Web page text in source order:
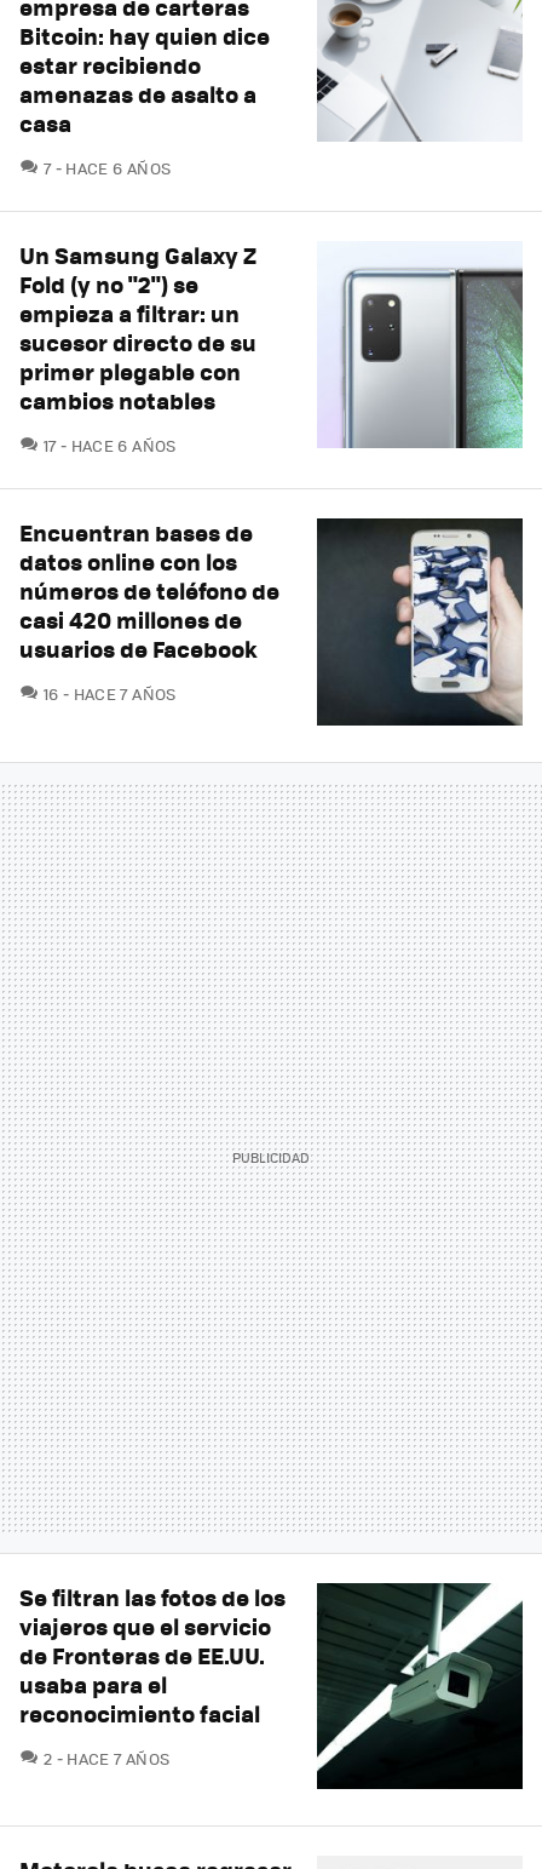
empresa de carteras
Bitcoin: hay quien dice
estar recibiendo
amenazas de asalto a
casa
7COMENTARIOS
HACE 6 AÑOS
Un Samsung Galaxy Z
Fold (y no "2") se
empieza a filtrar: un
sucesor directo de su
primer plegable con
cambios notables
17COMENTARIOS
HACE 6 AÑOS
Encuentran bases de
datos online con los
números de teléfono de
casi 420 millones de
usuarios de Facebook
16 COMENTARIOS
HACE 7 AÑOS
Se filtran las fotos de los
viajeros que el servicio
de Fronteras de EE.UU.
usaba para el
reconocimiento facial
2 COMENTARIOS
HACE 7 AÑOS